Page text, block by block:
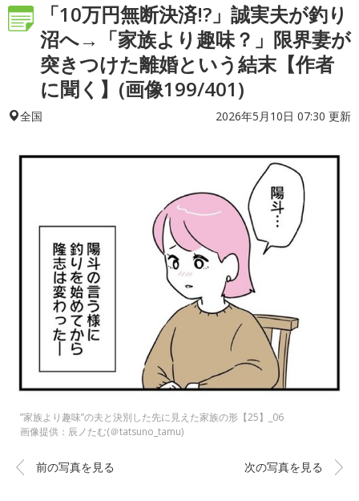
「10万円無断決済!?」誠実夫が釣り
沼へ→「家族より趣味？」限界妻が
突きつけた離婚という結末【作者
に聞く】(画像199/401)
全国 2026年5月10日 07:30 更新
”家族より趣味”の夫と決別した先に見えた家族の形【25】_06
画像提供：辰ノたむ(＠tatsuno_tamu)
前の写真を見る 次の写真を見る